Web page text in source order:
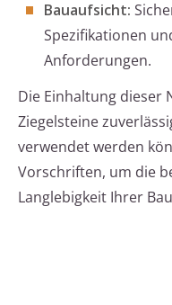
Bauaufsicht:
Spezifikationen
Anforderungen.
Die Einhaltung dieser
Ziegelsteine
verwendet werden
Vorschriften, um die
Langlebigkeit Ihrer